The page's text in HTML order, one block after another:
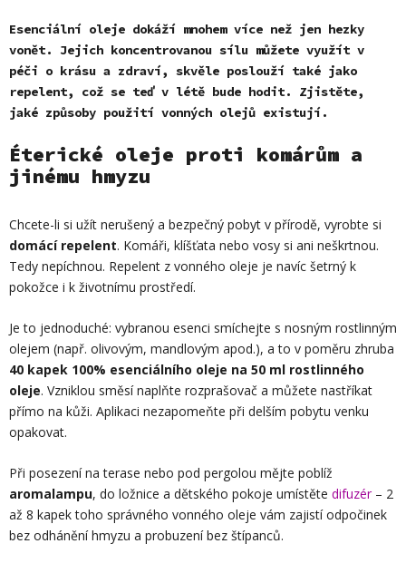
Esenciální oleje dokáží mnohem více než jen hezky
vonět. Jejich koncentrovanou sílu můžete využít v
péči o krásu a zdraví, skvěle poslouží také jako
repelent, což se teď v létě bude hodit. Zjistěte,
jaké způsoby použití vonných olejů existují.
Éterické oleje proti komárům a
jinému hmyzu
Chcete-li si užít nerušený a bezpečný pobyt v přírodě, vyrobte si
domácí repelent. Komáři, klíšťata nebo vosy si ani neškrtnou.
Tedy nepíchnou. Repelent z vonného oleje je navíc šetrný k
pokožce i k životnímu prostředí.
Je to jednoduché: vybranou esenci smíchejte s nosným rostlinným
olejem (např. olivovým, mandlovým apod.), a to v poměru zhruba
40 kapek 100% esenciálního oleje na 50 ml rostlinného
oleje. Vzniklou směsí naplňte rozprašovač a můžete nastříkat
přímo na kůži. Aplikaci nezapomeňte při delším pobytu venku
opakovat.
Při posezení na terase nebo pod pergolou mějte poblíž
aromalampu, do ložnice a dětského pokoje umístěte difuzér– 2
až 8 kapek toho správného vonného oleje vám zajistí odpočinek
bez odhánění hmyzu a probuzení bez štípanců.